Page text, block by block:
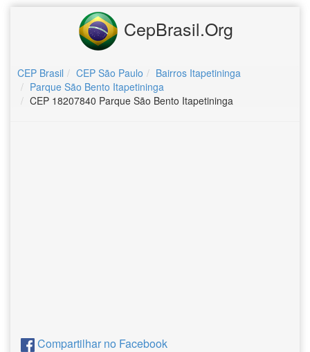
CepBrasil.Org
CEP Brasil CEP São Paulo
Bairros Itapetininga
Parque São Bento Itapetininga
CEP 18207840 Parque São Bento Itapetininga
Compartilhar no Facebook